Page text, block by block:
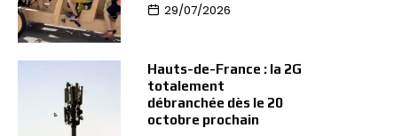
29/07/2026
Hauts-de-France : la 2G
totalement
débranchée dès le 20
octobre prochain